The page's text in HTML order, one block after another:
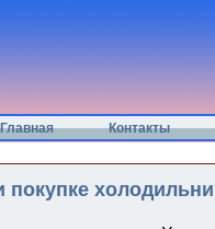
Главная Контакты
покупке